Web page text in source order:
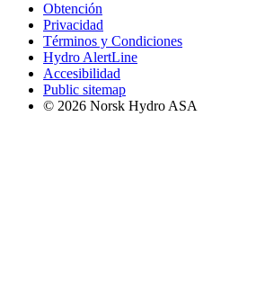
Obtención
Privacidad
Términos y Condiciones
Hydro AlertLine
Accesibilidad
Public sitemap
© 2026 Norsk Hydro ASA